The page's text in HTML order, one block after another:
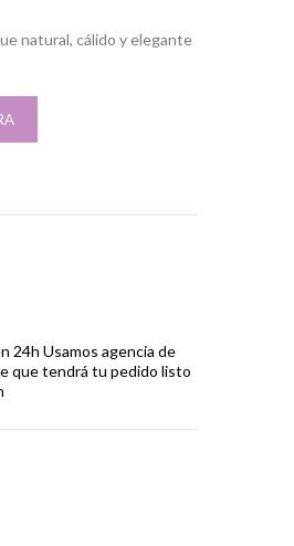
natural, cálido y elegante
24h Usamos agencia de
que tendrá tu pedido listo